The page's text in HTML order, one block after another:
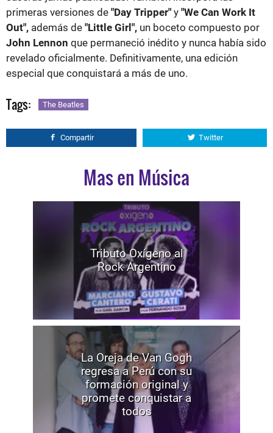
primeras versiones de "Day Tripper" y "We Can Work It
Out", además de "Little Girl", un boceto compuesto por
John Lennon que permaneció inédito y nunca había sido
revelado oficialmente. Definitivamente, una edición
especial que conquistará a más de uno.
Tags: The Beatles
Compartir Twitter
Mas en Música
Tributo Oxígeno al
Rock Argentino
La Oreja de Van Gogh
regresa a Perú con su
formación original y
promete conquistar a
todos